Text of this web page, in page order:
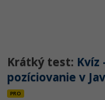
Krátký test: Kvíz
pozíciovanie v
PRO